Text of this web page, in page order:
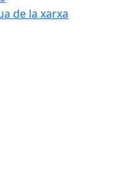
de la xarxa